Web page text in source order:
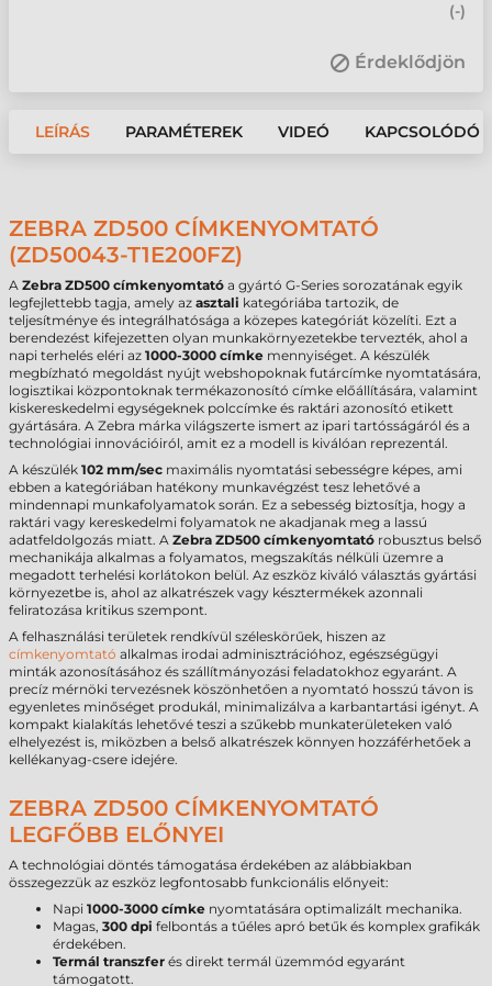
(-)
Érdeklődjön
LEÍRÁS PARAMÉTEREK VIDEÓ KAPCSOLÓDÓ
ZEBRA ZD500 CÍMKENYOMTATÓ
(ZD50043-T1E200FZ)
A Zebra ZD500 címkenyomtató a gyártó G-Series sorozatának egyik
legfejlettebb tagja, amely az asztali kategóriába tartozik, de
teljesítménye és integrálhatósága a közepes kategóriát közelíti. Ezt a
berendezést kifejezetten olyan munkakörnyezetekbe tervezték, ahol a
napi terhelés eléri az 1000-3000 címke mennyiséget. A készülék
megbízható megoldást nyújt webshopoknak futárcímke nyomtatására,
logisztikai központoknak termékazonosító címke előállítására, valamint
kiskereskedelmi egységeknek polccímke és raktári azonosító etikett
gyártására. A Zebra márka világszerte ismert az ipari tartósságáról és a
technológiai innovációiról, amit ez a modell is kiválóan reprezentál.
A készülék 102 mm/sec maximális nyomtatási sebességre képes, ami
ebben a kategóriában hatékony munkavégzést tesz lehetővé a
mindennapi munkafolyamatok során. Ez a sebesség biztosítja, hogy a
raktári vagy kereskedelmi folyamatok ne akadjanak meg a lassú
adatfeldolgozás miatt. A Zebra ZD500 címkenyomtató robusztus belső
mechanikája alkalmas a folyamatos, megszakítás nélküli üzemre a
megadott terhelési korlátokon belül. Az eszköz kiváló választás gyártási
környezetbe is, ahol az alkatrészek vagy késztermékek azonnali
feliratozása kritikus szempont.
A felhasználási területek rendkívül széleskörűek, hiszen az
címkenyomtató alkalmas irodai adminisztrációhoz, egészségügyi
minták azonosításához és szállítmányozási feladatokhoz egyaránt. A
precíz mérnöki tervezésnek köszönhetően a nyomtató hosszú távon is
egyenletes minőséget produkál, minimalizálva a karbantartási igényt. A
kompakt kialakítás lehetővé teszi a szűkebb munkaterületeken való
elhelyezést is, miközben a belső alkatrészek könnyen hozzáférhetőek a
kellékanyag-csere idejére.
ZEBRA ZD500 CÍMKENYOMTATÓ
LEGFŐBB ELŐNYEI
A technológiai döntés támogatása érdekében az alábbiakban
összegezzük az eszköz legfontosabb funkcionális előnyeit:
Napi 1000-3000 címke nyomtatására optimalizált mechanika.
Magas, 300 dpi felbontás a tűéles apró betűk és komplex grafikák
érdekében.
Termál transzfer és direkt termál üzemmód egyaránt
támogatott.